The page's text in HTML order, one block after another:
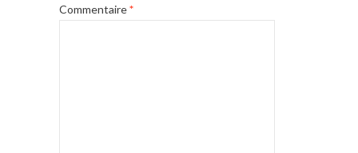
Commentaire*